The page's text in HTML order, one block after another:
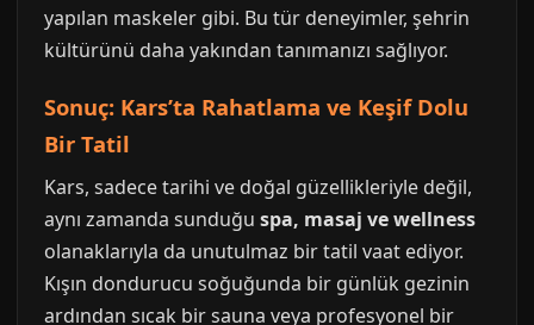
yapılan maskeler gibi. Bu tür deneyimler, şehrin
kültürünü daha yakından tanımanızı sağlıyor.
Sonuç: Kars’ta Rahatlama ve Keşif Dolu
Bir Tatil
Kars, sadece tarihi ve doğal güzellikleriyle değil,
aynı zamanda sunduğu spa, masaj ve wellness
olanaklarıyla da unutulmaz bir tatil vaat ediyor.
Kışın dondurucu soğuğunda bir günlük gezinin
ardından sıcak bir sauna veya profesyonel bir